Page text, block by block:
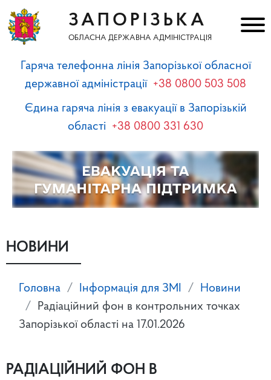
ЗАПОРІЗЬКА
ОБЛАСНА ДЕРЖАВНА АДМІНІСТРАЦІЯ
Гаряча телефонна лінія Запорізької обласної
державної адміністрації +38 0800 503 508
Єдина гаряча лінія з евакуації в Запорізькій
області +38 0800 331 630
НОВИНИ
Головна Інформація для ЗМІ
Новини
Радіаційний фон в контрольних точках
Запорізької області на 17.01.2026
РАДІАЦІЙНИЙ ФОН В